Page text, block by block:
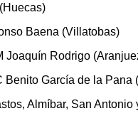
Baena (Villatobas)
Joaquín Rodrigo
Benito García de la Pana
Almíbar, San Antonio